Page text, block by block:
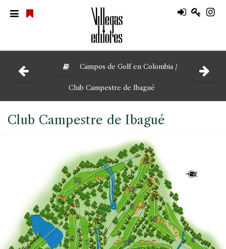
Campos de Golf en Colombia /
Club Campestre de Ibagué
Club Campestre de Ibagué